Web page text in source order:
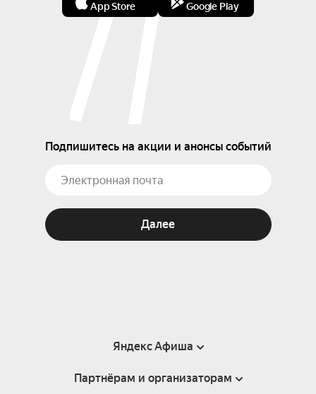
App Store Google Play
Подпишитесь на акции и анонсы событий
Далее
Яндекс Афиша
Справка
Партнёрам и организаторам